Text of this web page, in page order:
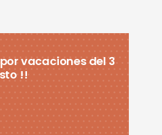
por vacaciones del 3
!!